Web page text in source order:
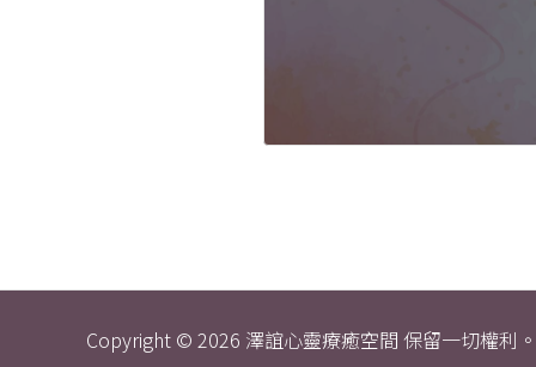
Copyright © 2026 澤誼心靈療癒空間 保留一切權利